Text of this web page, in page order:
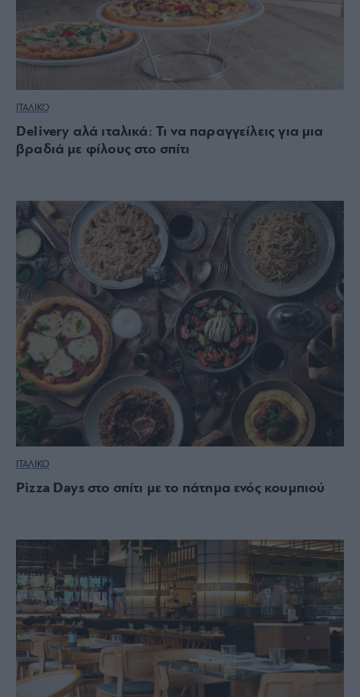
ΙΤΑΛΙΚΟ
Delivery αλά ιταλικά: Τι να παραγγείλεις για μια
βραδιά με φίλους στο σπίτι
ΙΤΑΛΙΚΟ
Pizza Days στο σπίτι με το πάτημα ενός κουμπιού